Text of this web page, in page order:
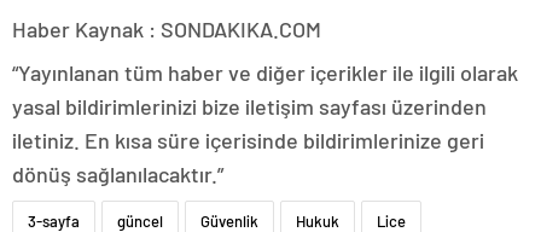
Haber Kaynak : SONDAKIKA.COM
“Yayınlanan tüm haber ve diğer içerikler ile ilgili olarak
yasal bildirimlerinizi bize iletişim sayfası üzerinden
iletiniz. En kısa süre içerisinde bildirimlerinize geri
dönüş sağlanılacaktır.”
3-sayfa güncel Güvenlik Hukuk Lice